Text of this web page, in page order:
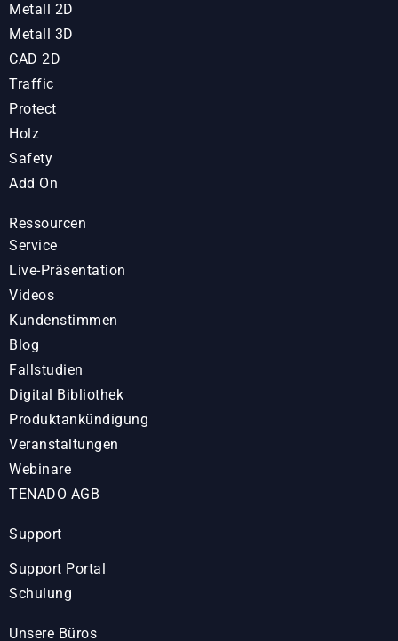
Metall 2D
Metall 3D
CAD 2D
Traffic
Protect
Holz
Safety
Add On
Ressourcen
Service
Live-Präsentation
Videos
Kundenstimmen
Blog
Fallstudien
Digital Bibliothek
Produktankündigung
Veranstaltungen
Webinare
TENADO AGB
Support
Support Portal
Schulung
Unsere Büros